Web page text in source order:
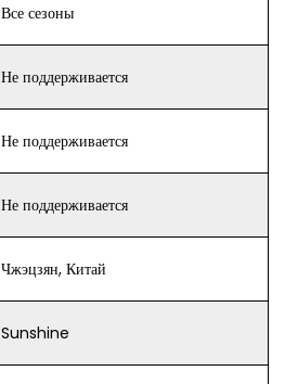
Все сезоны
Не поддерживается
Не поддерживается
Не поддерживается
Чжэцзян, Китай
Sunshine